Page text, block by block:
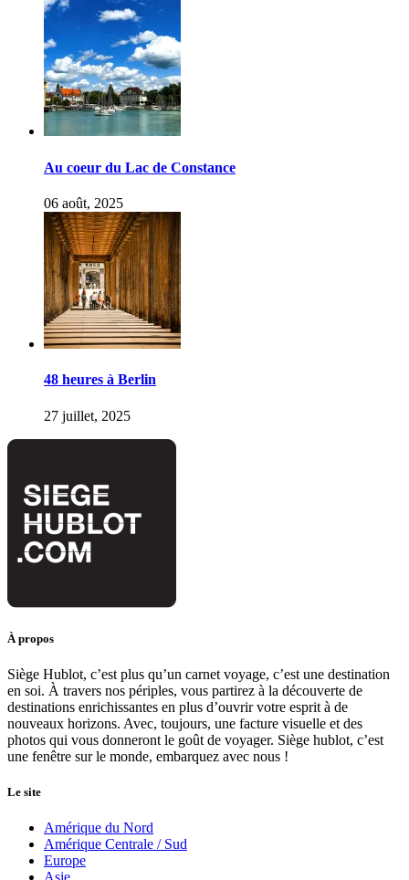
Au coeur du Lac de Constance
06 août, 2025
48 heures à Berlin
27 juillet, 2025
À propos
Siège Hublot, c’est plus qu’un carnet voyage, c’est une destination
en soi. À travers nos périples, vous partirez à la découverte de
destinations enrichissantes en plus d’ouvrir votre esprit à de
nouveaux horizons. Avec, toujours, une facture visuelle et des
photos qui vous donneront le goût de voyager. Siège hublot, c’est
une fenêtre sur le monde, embarquez avec nous !
Le site
Amérique du Nord
Amérique Centrale / Sud
Europe